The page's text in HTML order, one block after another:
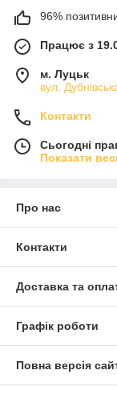
96%
Працює з
м. Луцьк
вул.
Контакти
Сьогодні
Показати
Про нас
Контакти
Доставка та
Графік роботи
Повна версія